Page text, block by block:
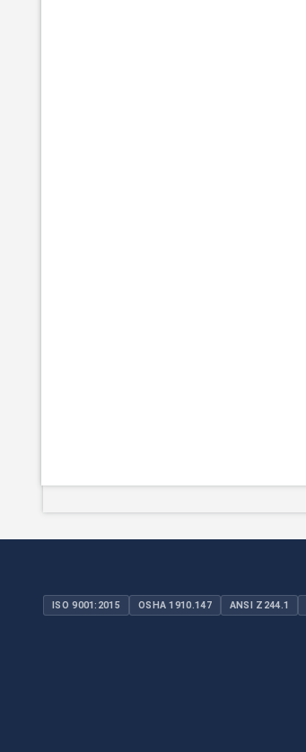
ISO 9001:2015 OSHA 1910.147 ANSI Z244.1